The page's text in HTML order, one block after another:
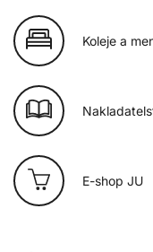
Koleje a
E-shop JU